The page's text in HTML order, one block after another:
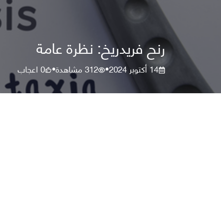
رنح فريدريخ: نظرة عامة
14 أكتوبر 2024 •
312مشاهدة•
0اعجاب